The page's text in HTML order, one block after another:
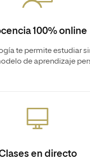
100% online
te permite estudiar
de aprendizaje
en directo